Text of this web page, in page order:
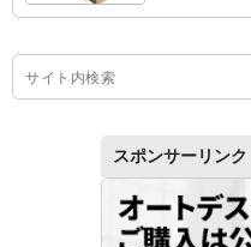
スポンサーリンク